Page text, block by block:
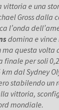
vittoria e una
Gross dalla
l’onda
domina e
ma questa
finale per soli
dal Sydney
stabilendo un
vittoria,
mondiale.